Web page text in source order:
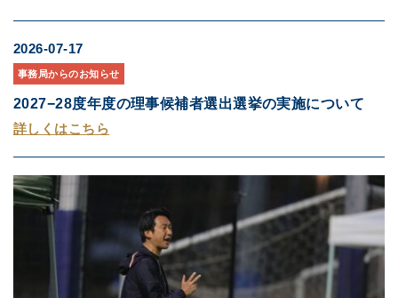
2026-07-17
事務局からのお知らせ
2027−28度年度の理事候補者選出選挙の実施について
詳しくはこちら